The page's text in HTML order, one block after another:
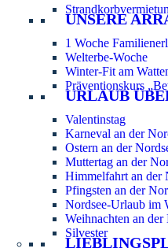
UNSERE
1 Woche
Welterbe-Woche
Winter-Fit am
Präventionskurs
URLAUB
Valentinstag
Karneval an der
Ostern an der
Muttertag an der
Himmelfahrt an der
Pfingsten an der
Nordsee-Urlaub im
Weihnachten an der
Silvester